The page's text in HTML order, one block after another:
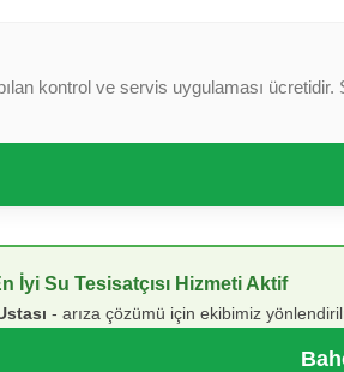
kontrol ve servis uygulaması
İyi Su Tesisatçısı Hizmeti Aktif
- arıza çözümü için ekibimiz